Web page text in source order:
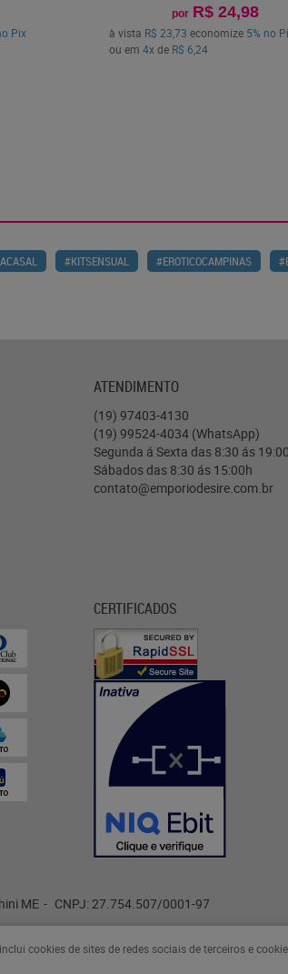
Pix
por R$ 24,98
à vista R$ 23,73 economize 5% no
ou em 4xde R$ 6,24
#KITSENSUAL #EROTICOCAMPINAS
ATENDIMENTO
(19) 97403-4130
(19) 99524-4034 (WhatsApp)
Segunda á Sexta das 8:30 ás
Sábados das 8:30 ás 15:00h
contato@emporiodesire.com.br
CERTIFICADOS
ME CNPJ: 27.754.507/0001-97
CRIADA POR
cookies de sites de redes sociais de terceiros e